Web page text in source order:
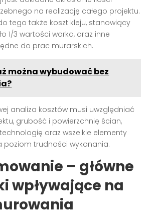
na realizację całego projektu.
tego także koszt kleju, stanowiący
1/3 wartości worka, oraz inne
do prac murarskich.
można wybudować bez
analiza kosztów musi uwzględniać
grubość i powierzchnię ścian,
oraz wszelkie elementy
poziom trudności wykonania.
– główne
wpływające na